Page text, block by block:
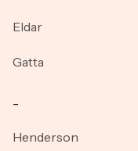
Eldar
Gatta
Henderson